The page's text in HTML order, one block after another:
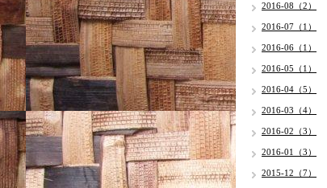
2016-08（2）
2016-07（1）
2016-06（1）
2016-05（1）
2016-04（5）
2016-03（4）
2016-02（3）
2016-01（3）
2015-12（7）